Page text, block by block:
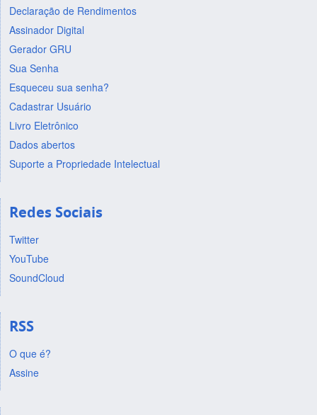
Declaração de Rendimentos
Assinador Digital
Gerador GRU
Sua Senha
Esqueceu sua senha?
Cadastrar Usuário
Livro Eletrônico
Dados abertos
Suporte a Propriedade Intelectual
Redes Sociais
Twitter
YouTube
SoundCloud
RSS
O que é?
Assine